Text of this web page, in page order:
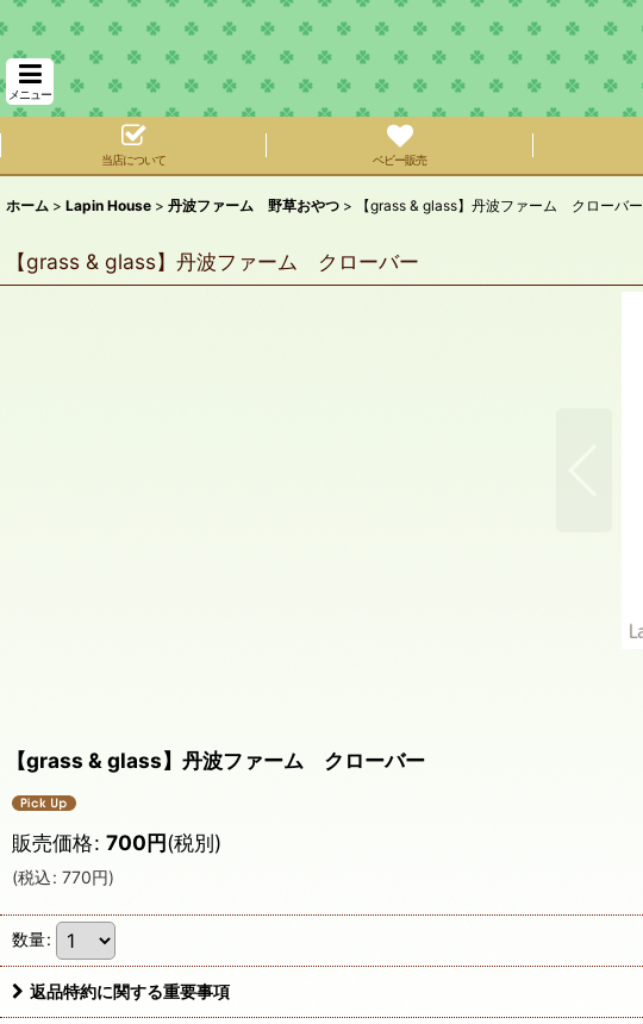
メニュー
当店について ベビー販売
ホーム > Lapin House > 丹波ファーム 野草おやつ > 【grass & glass】丹波ファーム クローバー
【grass & glass】丹波ファーム クローバー
【grass & glass】丹波ファーム クローバー
販売価格: 700円(税別)
(税込: 770円)
数量:
返品特約に関する重要事項